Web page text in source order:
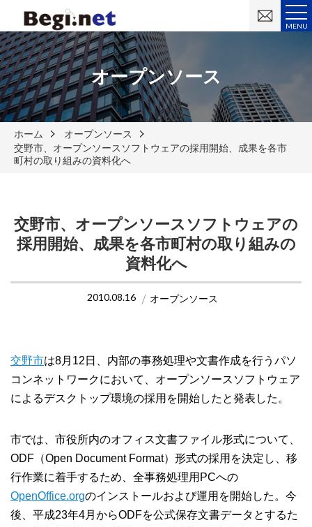
MENU
い
オープンソース
ホーム
オープンソース
交野市、オープンソースソフトウェアの採用開始、成果を各市
町村の取り組みの資料化へ
交野市、オープンソースソフトウェアの
採用開始、成果を各市町村の取り組みの
資料化へ
2010.08.16 オープンソース
交野市は8月12日、内部の事務処理や文書作成を行うパソ
コンネットワークにおいて、オープンソースソフトウェア
によるデスクトップ環境の採用を開始したと発表した。
市では、市役所内のオフィス文書ファイル形式について、
ODF（Open Document Format）形式の採用を決定し、移
行作業に着手するため、全事務処理用PCへの
OpenOffice.orgのインストールおよび運用を開始した。今
後、平成23年4月からODFを公式保存文書データとするた